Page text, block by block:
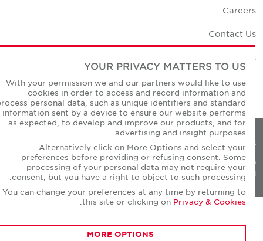
Careers
Contact Us
Office Locations
Corporate Social Responsibility
Privacy Policies
© Copyright Cushman & Wakefield Core 2026.
All Rights Reserved.
YOUR PRIVACY MATTERS TO US
With your permission we and our partners would like to use
cookies in order to access and record information and
process personal data, such as unique identifiers and standard
information sent by a device to ensure our website performs
as expected, to develop and improve our products, and for
advertising and insight purposes.
Alternatively click on More Options and select your
preferences before providing or refusing consent. Some
processing of your personal data may not require your
consent, but you have a right to object to such processing.
You can change your preferences at any time by returning to
this site or clicking onPrivacy & Cookies
.
MORE OPTIONS